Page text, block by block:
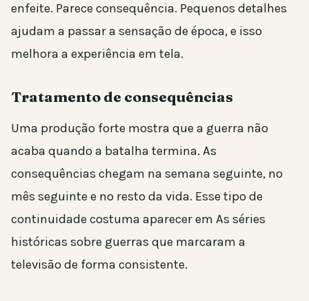
enfeite. Parece consequência. Pequenos detalhes
ajudam a passar a sensação de época, e isso
melhora a experiência em tela.
Tratamento de consequências
Uma produção forte mostra que a guerra não
acaba quando a batalha termina. As
consequências chegam na semana seguinte, no
mês seguinte e no resto da vida. Esse tipo de
continuidade costuma aparecer em As séries
históricas sobre guerras que marcaram a
televisão de forma consistente.